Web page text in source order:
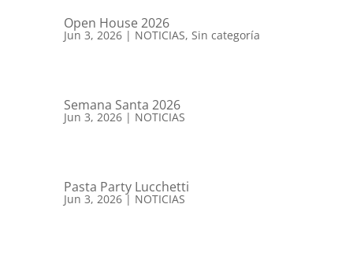
Open House 2026
Jun 3, 2026| NOTICIAS, Sin categoría
Semana Santa 2026
Jun 3, 2026| NOTICIAS
Pasta Party Lucchetti
Jun 3, 2026| NOTICIAS